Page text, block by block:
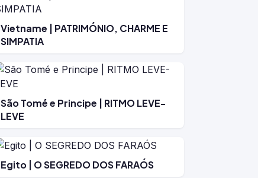
Vietname | PATRIMÓNIO, CHARME E
SIMPATIA
São Tomé e Principe | RITMO LEVE-
LEVE
Egito | O SEGREDO DOS FARAÓS